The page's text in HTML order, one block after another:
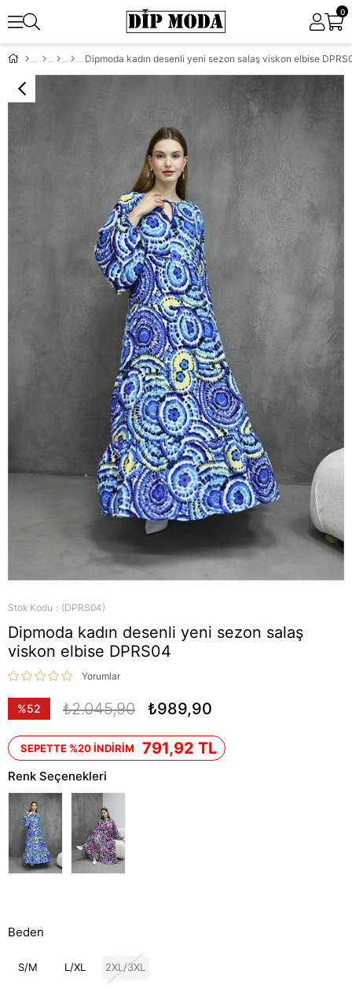
0
Dipmoda kadın desenli yeni sezon salaş viskon elbise
Stok Kodu (DPRS04)
Dipmoda kadın desenli yeni sezon salaş
viskon elbise DPRS04
Yorumlar
%52
₺2.045,90 ₺989,90
SEPETTE %20 İNDİRİM 791,92 TL
Renk Seçenekleri
Beden
S/M L/XL 2XL/3XL